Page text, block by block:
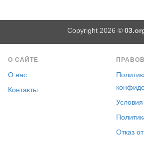
Copyright 2026 ©
О САЙТЕ
О нас
Контакты
Отказ